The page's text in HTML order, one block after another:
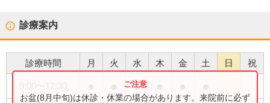
診療案内
診療時間 月 火 水 木 金 土 日 祝
●
お盆(8月中旬)は休診・休業の場合があります。来院前に必ず